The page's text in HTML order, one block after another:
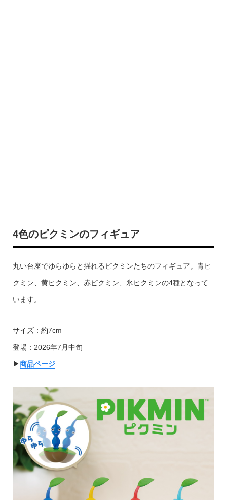
4色のピクミンのフィギュア
丸い台座でゆらゆらと揺れるピクミンたちのフィギュア。青ピ
クミン、黄ピクミン、赤ピクミン、氷ピクミンの4種となって
います。
サイズ：約7cm
登場：2026年7月中旬
▶︎商品ページ